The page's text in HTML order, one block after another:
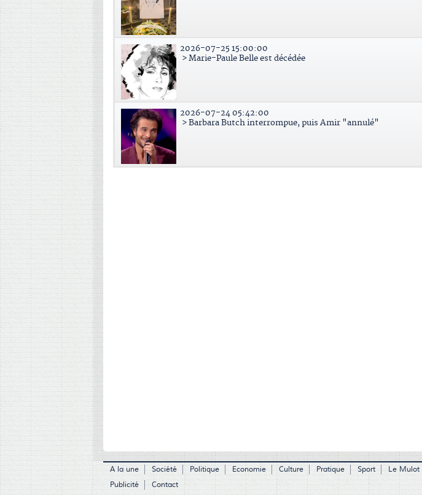
2026-07-25 15:00:00
> Marie-Paule Belle est décédée
2026-07-24 05:42:00
> Barbara Butch interrompue, puis Amir "annulé"
A la une Société Politique Economie Culture Pratique Sport Le Mulot
Publicité
Contact